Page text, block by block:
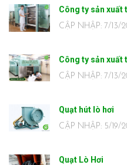
Công ty sản xuất
CẬP NHẬP: 7/13/
Công ty sản xuất
CẬP NHẬP: 7/13/
Quạt hút lò hơi
CẬP NHẬP: 5/19/
Quạt Lò Hơi